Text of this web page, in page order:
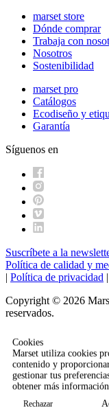
marset store
Dónde comprar
Trabaja con
Nosotros
Sostenibilidad
marset pro
Catálogos
Ecodiseño y
Garantía
Síguenos en
Suscríbete a la
Política de calidad y
| Política de privacidad |
Copyright © 2026
reservados.
Cookies
Marset utiliza cookies
contenido y
gestionar tus
obtener más
Rechazar